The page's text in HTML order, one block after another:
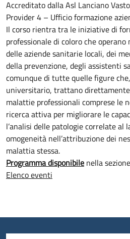
Accreditato dalla Asl Lanciano
Provider 4 – Ufficio formazione
Il corso rientra tra le iniziative di
professionale di coloro che
delle aziende sanitarie locali, dei
della prevenzione, degli assistenti
comunque di tutte quelle figure
universitario, trattano
malattie professionali comprese le
ricerca attiva per migliorare le
l’analisi delle patologie correlate al
omogeneità nell’attribuzione dei
malattia stessa.
Programma disponibile nella sezione
Elenco eventi